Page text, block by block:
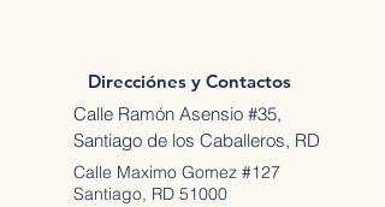
Direcciónes y Contactos
Calle Ramón Asensio #35,
Santiago de los Caballeros, RD
Calle Maximo Gomez #127
Santiago, RD 51000